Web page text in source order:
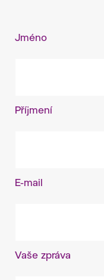
Jméno
Příjmení
E-mail
Vaše zpráva